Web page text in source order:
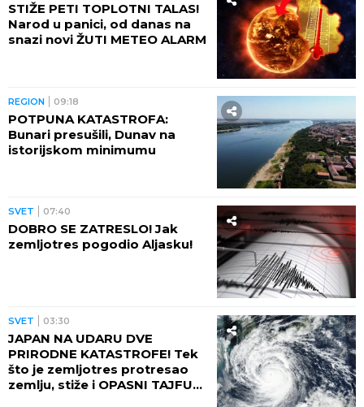
STIŽE PETI TOPLOTNI TALAS!
Narod u panici, od danas na
snazi novi ŽUTI METEO ALARM
REGION 09:18
POTPUNA KATASTROFA:
Bunari presušili, Dunav na
istorijskom minimumu
SVET 07:40
DOBRO SE ZATRESLO! Jak
zemljotres pogodio Aljasku!
SVET 03:30
JAPAN NA UDARU DVE
PRIRODNE KATASTROFE! Tek
što je zemljotres protresao
zemlju, stiže i OPASNI TAJFUN: